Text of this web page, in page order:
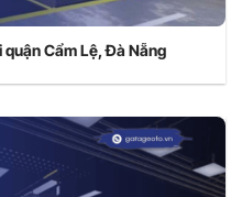
Cẩm Lệ, Đà Nẵng